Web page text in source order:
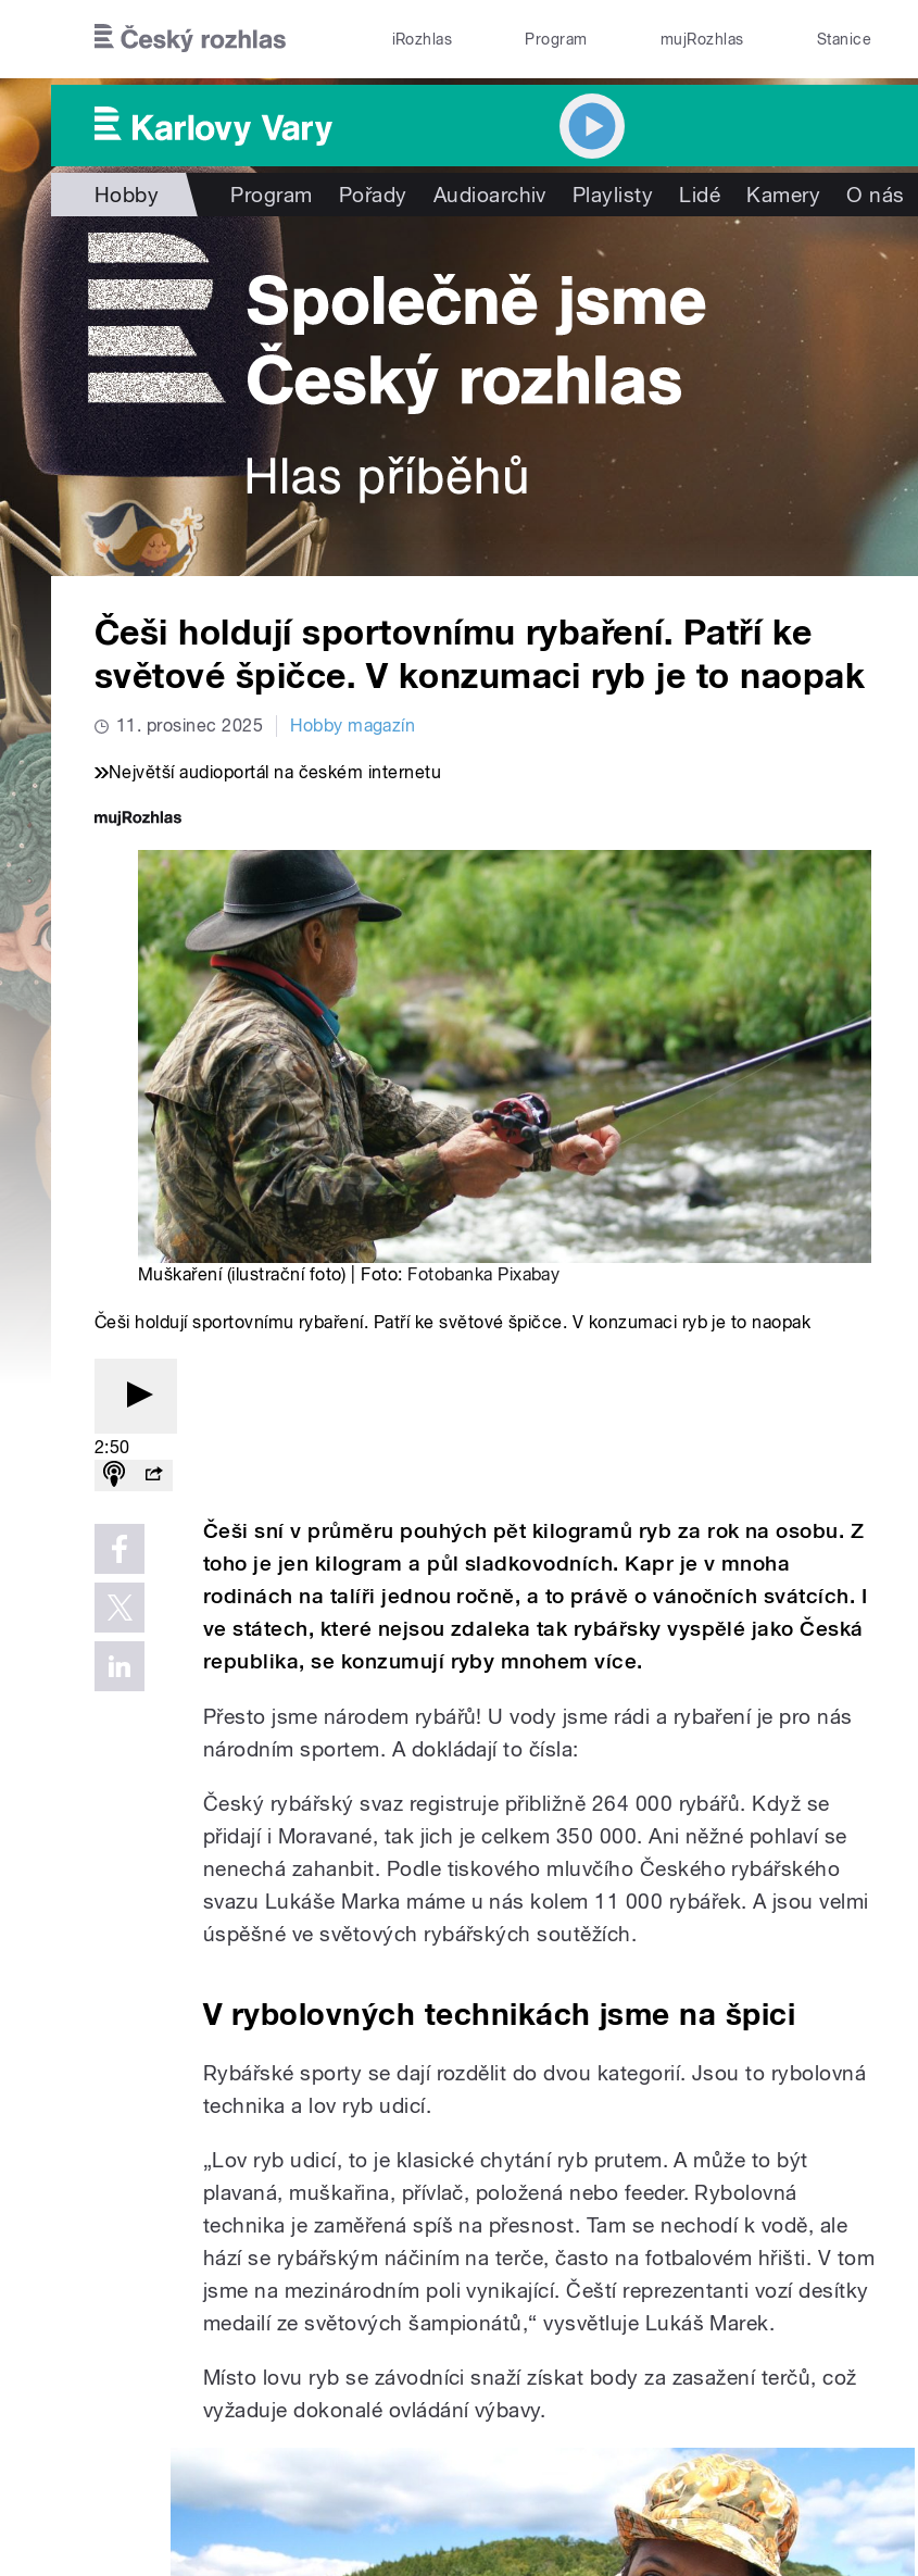
iRozhlas Program mujRozhlas Stanice
Hobby Program Pořady Audioarchiv Playlisty Lidé Kamery O nás
Češi holdují sportovnímu rybaření. Patří ke
světové špičce. V konzumaci ryb je to naopak
11. prosinec 2025 Hobby magazín
Největší audioportál na českém internetu
Muškaření (ilustrační foto) | Foto: Fotobanka Pixabay
Češi holdují sportovnímu rybaření. Patří ke světové špičce. V konzumaci ryb je to naopak
2:50
Češi sní v průměru pouhých pět kilogramů ryb za rok na osobu. Z
toho je jen kilogram a půl sladkovodních. Kapr je v mnoha
rodinách na talíři jednou ročně, a to právě o vánočních svátcích. I
ve státech, které nejsou zdaleka tak rybářsky vyspělé jako Česká
republika, se konzumují ryby mnohem více.
Přesto jsme národem rybářů! U vody jsme rádi a rybaření je pro nás
národním sportem. A dokládají to čísla:
Český rybářský svaz registruje přibližně 264 000 rybářů. Když se
přidají i Moravané, tak jich je celkem 350 000. Ani něžné pohlaví se
nenechá zahanbit. Podle tiskového mluvčího Českého rybářského
svazu Lukáše Marka máme u nás kolem 11 000 rybářek. A jsou velmi
úspěšné ve světových rybářských soutěžích.
V rybolovných technikách jsme na špici
Rybářské sporty se dají rozdělit do dvou kategorií. Jsou to rybolovná
technika a lov ryb udicí.
„Lov ryb udicí, to je klasické chytání ryb prutem. A může to být
plavaná, muškařina, přívlač, položená nebo feeder. Rybolovná
technika je zaměřená spíš na přesnost. Tam se nechodí k vodě, ale
hází se rybářským náčiním na terče, často na fotbalovém hřišti. V tom
jsme na mezinárodním poli vynikající. Čeští reprezentanti vozí desítky
medailí ze světových šampionátů,“ vysvětluje Lukáš Marek.
Místo lovu ryb se závodníci snaží získat body za zasažení terčů, což
vyžaduje dokonalé ovládání výbavy.